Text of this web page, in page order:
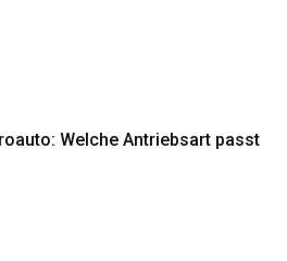
Welche Antriebsart passt